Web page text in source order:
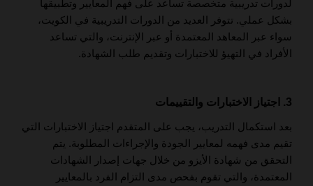
لدورات تدريبية متخصصة تساعد على فهم المعايير وتطبيقها
بشكل عملي. تتوفر العديد من الدورات التدريبية في الكويت،
سواء عبر المعاهد المعتمدة أو عبر الإنترنت، والتي تساعد
الأفراد في التهيؤ للاختبارات وتقديم طلب الشهادة.
3. اجتياز الاختبارات والتقييمات
بعد استكمال التدريب، يجب على المتقدم اجتياز الاختبارات التي
تقيم مدى فهمه لمعايير الجودة والإجراءات المطلوبة. يتم
التحقق من شهادة الأيزو من خلال جهات إصدار الشهادات
المعتمدة، والتي تقوم بفحص مدى التزام الفرد بالمعايير